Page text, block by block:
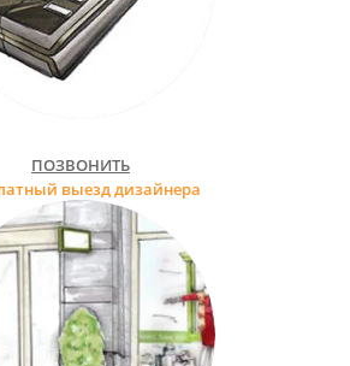
ПОЗВОНИТЬ
выезд дизайнера